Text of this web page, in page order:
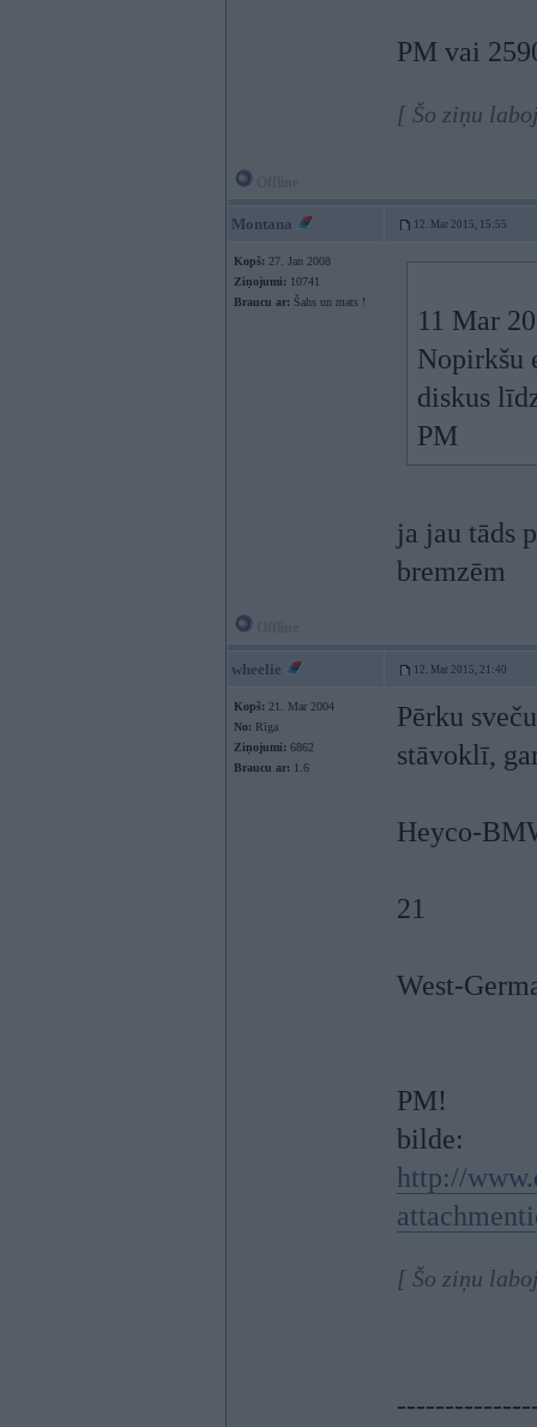
PM vai
[ Šo ziņu
Montana 12. Mar 2015, 15:55
Kopš: 27. Jan 2008
Ziņojumi: 10741
Braucu ar: Šahs un mats !
11 Mar
Nopirkšu
diskus
PM
ja jau tāds
bremzēm
wheelie 12. Mar 2015, 21:40
Kopš: 21. Mar 2004
No: Rīga
Ziņojumi: 6862
Braucu ar: 1.6
Pērku
stāvoklī,
Heyco-
21
West-
PM!
bilde:
http://
[ Šo ziņu